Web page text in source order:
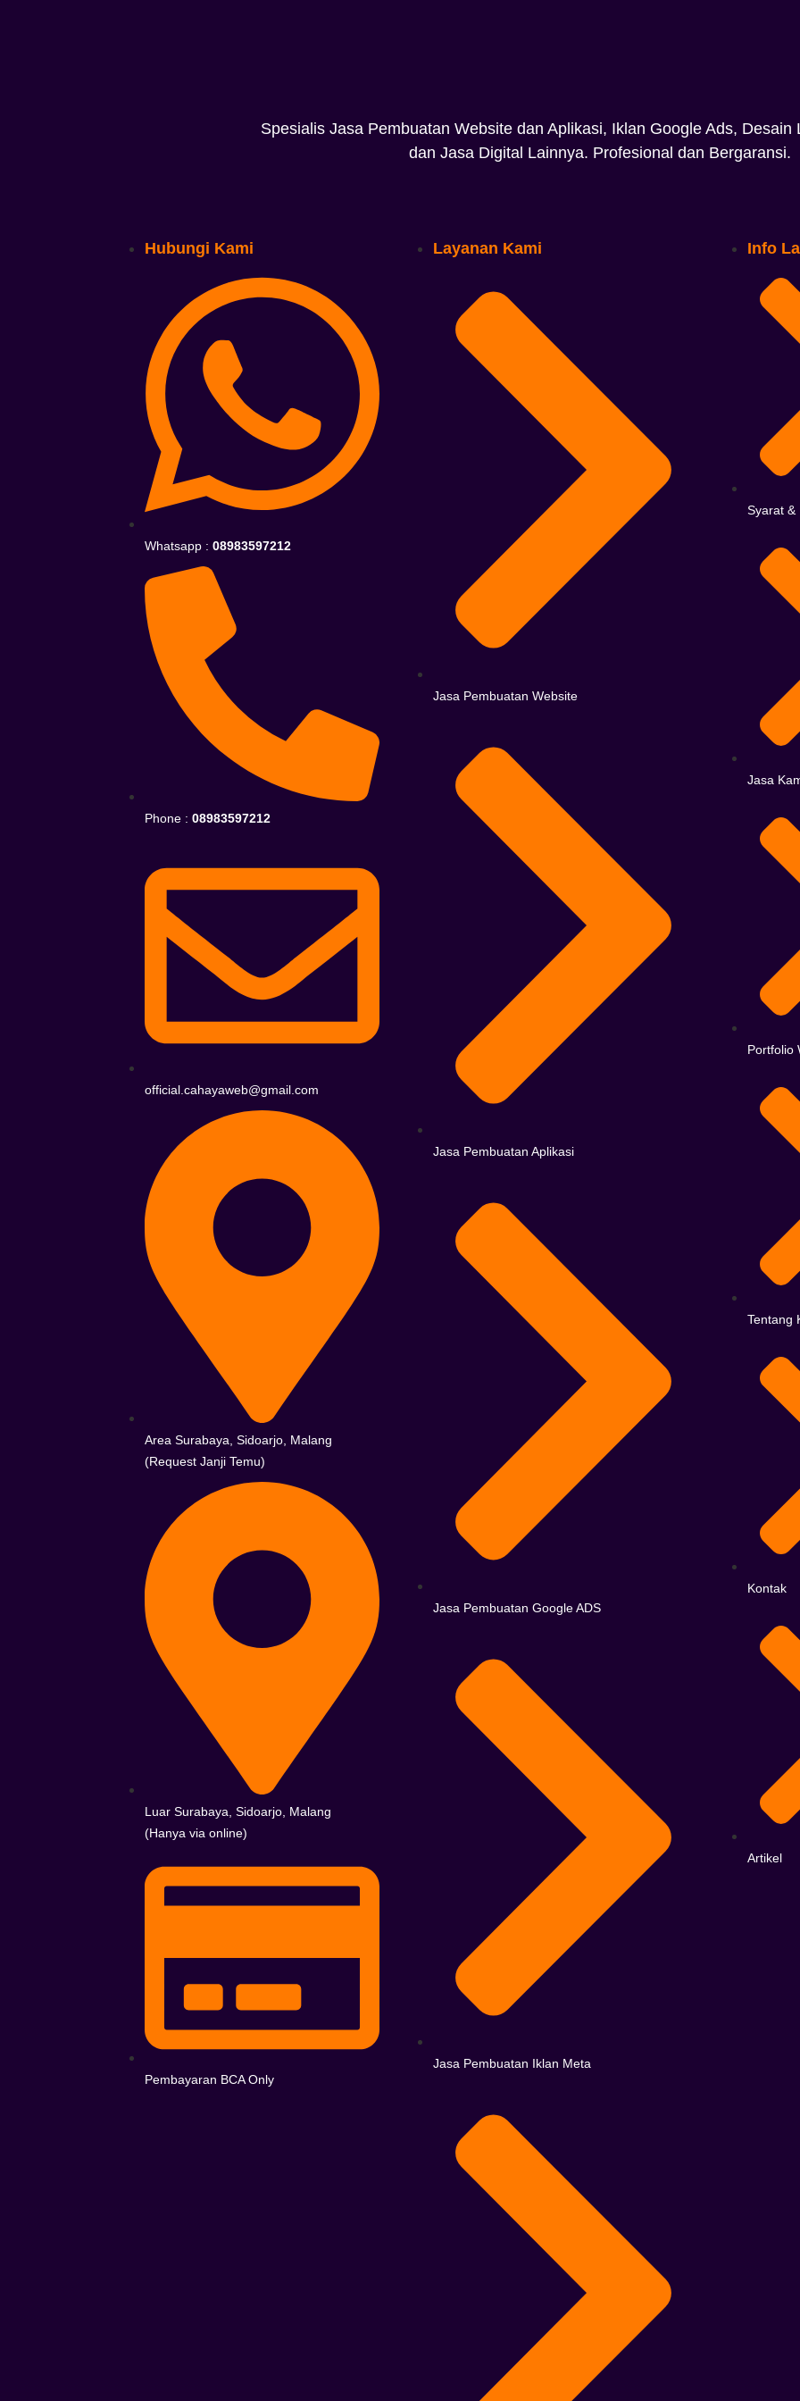
Spesialis Jasa Pembuatan Website dan Aplikasi, Iklan Google Ads, Desain
dan Jasa Digital Lainnya. Profesional dan Bergaransi.
Hubungi Kami
Whatsapp : 08983597212
Phone : 08983597212
official.cahayaweb@gmail.com
Area Surabaya, Sidoarjo, Malang
(Request Janji Temu)
Luar Surabaya, Sidoarjo, Malang
(Hanya via online)
Pembayaran BCA Only
Layanan Kami
Jasa Pembuatan Website
Jasa Pembuatan Aplikasi
Jasa Pembuatan Google ADS
Jasa Pembuatan Iklan Meta
Info
Syarat &
Jasa
Portfolio
Tentang
Kontak
Artikel